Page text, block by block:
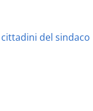
del sindaco